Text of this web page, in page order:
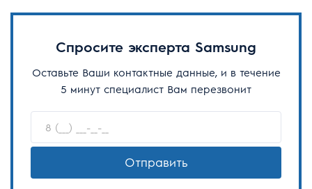
Спросите эксперта Samsung
Оставьте Ваши контактные данные, и в течение
5 минут специалист Вам перезвонит
Отправить